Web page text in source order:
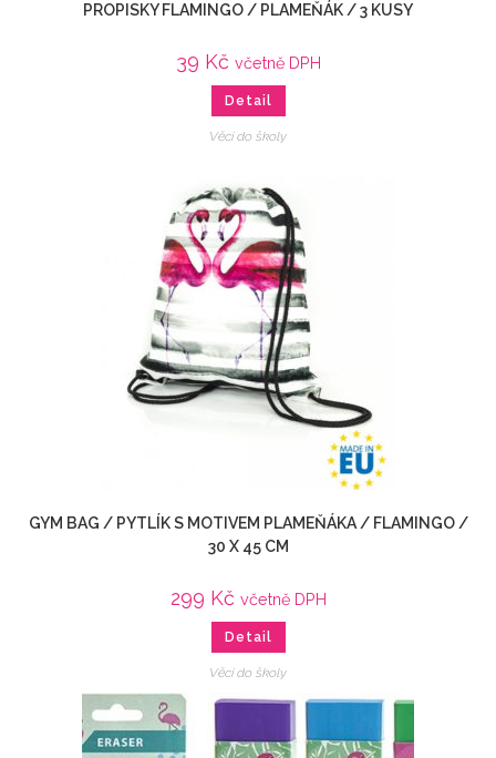
PROPISKY FLAMINGO / PLAMEŇÁK / 3 KUSY
39 Kč včetně DPH
Detail
Věci do školy
GYM BAG / PYTLÍK S MOTIVEM PLAMEŇÁKA / FLAMINGO /
30 X 45 CM
299 Kč včetně DPH
Detail
Věci do školy